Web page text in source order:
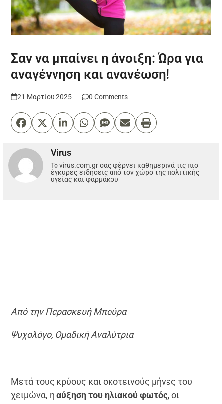
Σαν να μπαίνει η άνοιξη: Ώρα για
αναγέννηση και ανανέωση!
21 Μαρτίου 2025 0 Comments
Virus
Το virus.com.gr σας φέρνει καθημερινά τις πιο
έγκυρες ειδησεις από τον χώρο της πολιτικής
υγείας και φαρμάκου
Από την Παρασκευή Μπούρα
Ψυχολόγο, Ομαδική Αναλύτρια
Μετά τους κρύους και σκοτεινούς μήνες του
χειμώνα, ηαύξηση του ηλιακού φωτός,οι